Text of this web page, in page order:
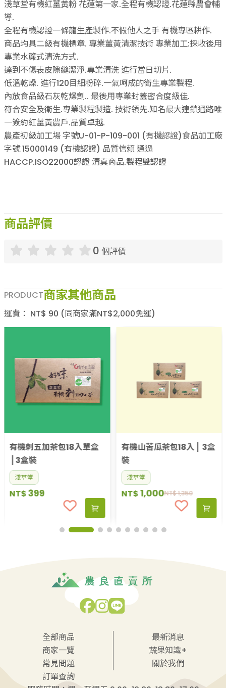
淺草堂有機紅薑黃粉 花蓮第一家.全程有機認證.花蓮縣農會輔
導.
全程有機認證一條龍生產製作.不假他人之手 有機專區耕作.
商品均具二級有機標章. 專業薑黃清潔技術 專業加工:採收後用
專業水簾式清洗方式.
達到不傷表皮隙縫潔淨.專業清洗 進行當日切片.
低溫乾燥. 進行120目細粉碎.一氣呵成的衛生專業製程.
內放食品級石灰乾燥劑.. 最後用專業封蓋密合度級佳.
符合安全及衛生.專業製程製造. 技術領先.知名最大連鎖通路唯
一簽約紅薑黃農戶.品質卓越.
農產初級加工場 字號U-01-P-109-001 (有機認證)食品加工廠
字號 15000149 (有機認證) 品質信賴 通過
HACCP.ISO22000認證 清真商品.製程雙認證
商品評價
0 個評價
PRODUCT商家其他商品
運費： NT$ 90 (同商家滿NT$2,000免運)
有機山苦瓜茶包18入⎪ 3盒
裝
淺草堂
NT$1,000
NT$588
全部商品
最新消息
商家一覽
蔬果知識+
常見問題
關於我們
訂單查詢